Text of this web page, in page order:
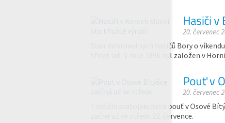
Hasiči
20. červenec
Sbor dobrovolných hasičů Bory o
třicet let. V roce 1896 byl založen v
Pouť v
20. červenec
Tradiční svatojakubská pouť v Osové
začne už ve středu 22. července.